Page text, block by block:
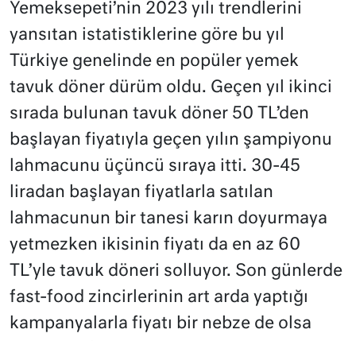
Yemeksepeti’nin 2023 yılı trendlerini
yansıtan istatistiklerine göre bu yıl
Türkiye genelinde en popüler yemek
tavuk döner dürüm oldu. Geçen yıl ikinci
sırada bulunan tavuk döner 50 TL’den
başlayan fiyatıyla geçen yılın şampiyonu
lahmacunu üçüncü sıraya itti. 30-45
liradan başlayan fiyatlarla satılan
lahmacunun bir tanesi karın doyurmaya
yetmezken ikisinin fiyatı da en az 60
TL’yle tavuk döneri solluyor. Son günlerde
fast-food zincirlerinin art arda yaptığı
kampanyalarla fiyatı bir nebze de olsa